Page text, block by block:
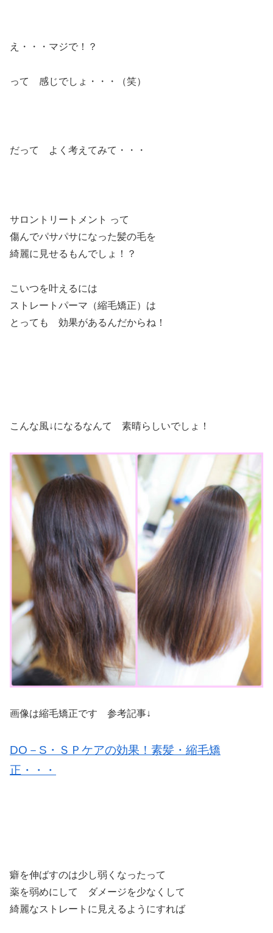
え・・・マジで！？
って 感じでしょ・・・（笑）
だって よく考えてみて・・・
サロントリートメント って
傷んでパサパサになった髪の毛を
綺麗に見せるもんでしょ！？
こいつを叶えるには
ストレートパーマ（縮毛矯正）は
とっても 効果があるんだからね！
こんな風↓になるなんて 素晴らしいでしょ！
画像は縮毛矯正です 参考記事↓
DO－S・ＳＰケアの効果！素髪・縮毛矯
正・・・
癖を伸ばすのは少し弱くなったって
薬を弱めにして ダメージを少なくして
綺麗なストレートに見えるようにすれば